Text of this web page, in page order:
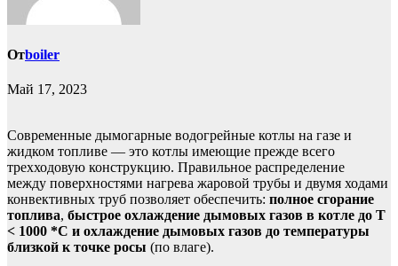
Отboiler
Май 17, 2023
Современные дымогарные водогрейные котлы на газе и
жидком топливе — это котлы имеющие прежде всего
трехходовую конструкцию. Правильное распределение
между поверхностями нагрева жаровой трубы и двумя ходами
конвективных труб позволяет обеспечить: полное сгорание
топлива, быстрое охлаждение дымовых газов в котле до Т
< 1000 *С и охлаждение дымовых газов до температуры
близкой к точке росы (по влаге).